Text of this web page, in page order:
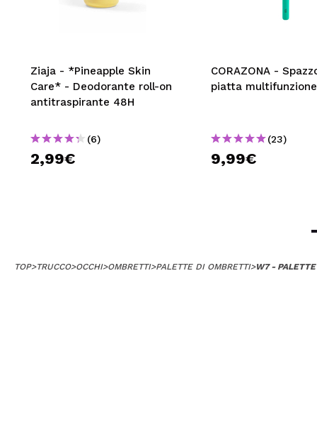
Ziaja - *Pineapple Skin
Care* - Deodorante roll-on
antitraspirante 48H
(6)
2,99€
CORAZONA -
piatta
(23)
9,99€
TOP>TRUCCO>OCCHI>OMBRETTI>PALETTE DI OMBRETTI>W7 -